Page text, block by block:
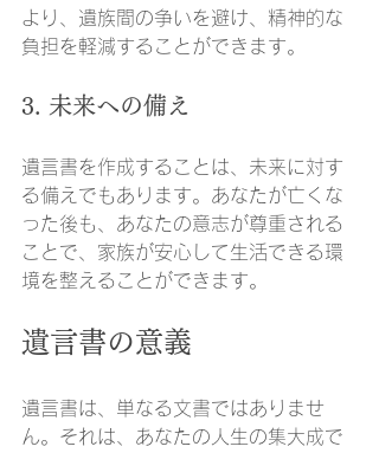
より、遺族間の争いを避け、精神的な
負担を軽減することができます。
3. 未来への備え
遺言書を作成することは、未来に対す
る備えでもあります。あなたが亡くな
った後も、あなたの意志が尊重される
ことで、家族が安心して生活できる環
境を整えることができます。
遺言書の意義
遺言書は、単なる文書ではありませ
ん。それは、あなたの人生の集大成で